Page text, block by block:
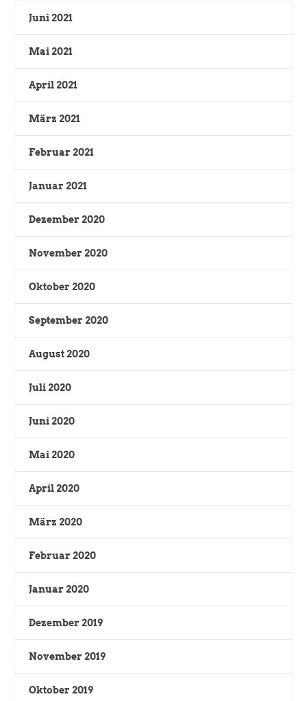
Juni 2021
Mai 2021
April 2021
März 2021
Februar 2021
Januar 2021
Dezember 2020
November 2020
Oktober 2020
September 2020
August 2020
Juli 2020
Juni 2020
Mai 2020
April 2020
März 2020
Februar 2020
Januar 2020
Dezember 2019
November 2019
Oktober 2019